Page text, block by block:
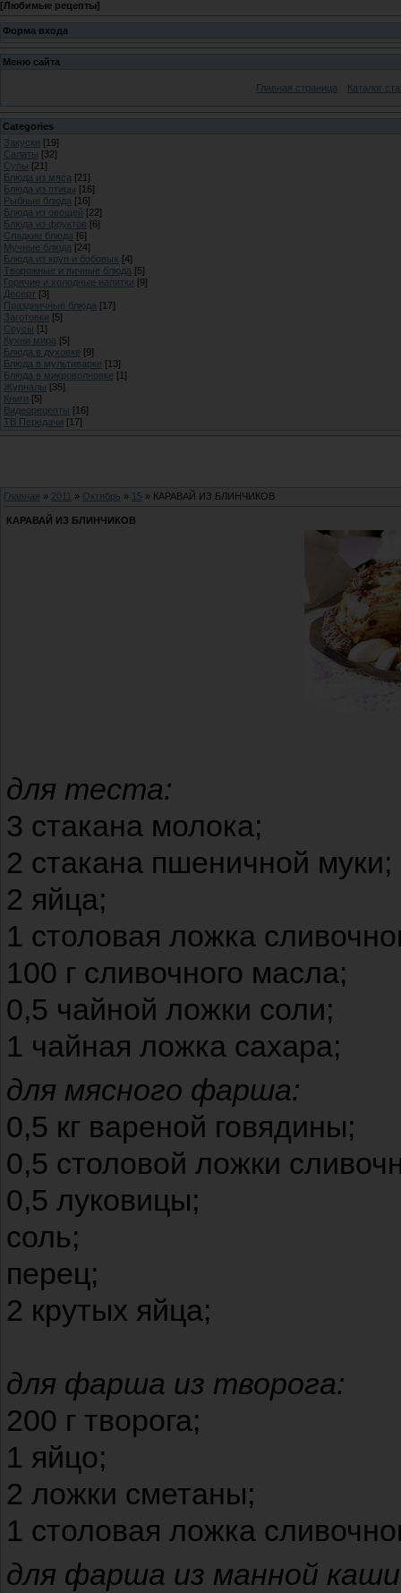
[Любимые рецепты]
Форма входа
Меню сайта
Главная страница Каталог
Categories
Закуски [19]
Салаты [32]
Супы [21]
Блюда из мяса [21]
Блюда из птицы [16]
Рыбные блюда [16]
Блюда из овощей [22]
Блюда из фруктов [6]
Сладкие блюда [6]
Мучные блюда [24]
Блюда из круп и бобовых [4]
Творожные и яичные блюда [5]
Горячие и холодные напитки [9]
Десерт [3]
Праздничные блюда [17]
Заготовки [5]
Соусы [1]
Кухни мира [5]
Блюда в духовке [9]
Блюда в мультиварке [13]
Блюда в микроволновке [1]
Журналы [35]
Книги [5]
Видеорецепты [16]
ТВ Передачи [17]
Главная » 2011 » Октябрь » 15 » КАРАВАЙ ИЗ БЛИНЧИКОВ
КАРАВАЙ ИЗ БЛИНЧИКОВ
для теста:
3 стакана молока;
2 стакана пшеничной муки;
2 яйца;
1 столовая ложка
100 г сливочного масла;
0,5 чайной ложки соли;
1 чайная ложка сахара;
для мясного фарша:
0,5 кг вареной говядины;
0,5 столовой ложки
0,5 луковицы;
соль;
перец;
2 крутых яйца;
для фарша из творога:
200 г творога;
1 яйцо;
2 ложки сметаны;
1 столовая ложка
для фарша из манной